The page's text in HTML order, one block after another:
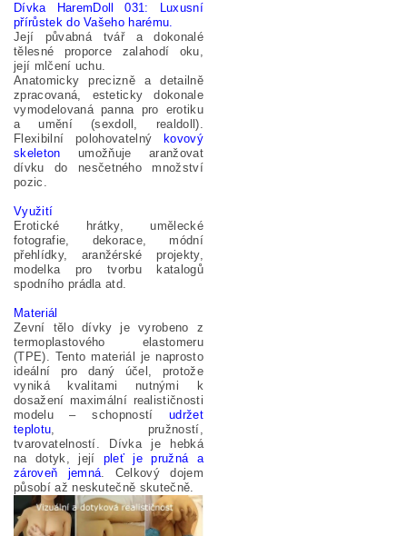
Dívka HaremDoll 031: Luxusní
přírůstek do Vašeho harému.
Její půvabná tvář a dokonalé
tělesné proporce zalahodí oku,
její mlčení uchu.
Anatomicky precizně a detailně
zpracovaná, esteticky dokonale
vymodelovaná panna pro erotiku
a umění (sexdoll, realdoll).
Flexibilní polohovatelný kovový
skeletonumožňuje aranžovat
dívku do nesčetného množství
pozic.
Využití
Erotické hrátky, umělecké
fotografie, dekorace, módní
přehlídky, aranžérské projekty,
modelka pro tvorbu katalogů
spodního prádla atd.
Materiál
Zevní tělo dívky je vyrobeno z
termoplastového elastomeru
(TPE). Tento materiál je naprosto
ideální pro daný účel, protože
vyniká kvalitami nutnými k
dosažení maximální realističnosti
modelu – schopnostíudržet
teplotu, pružností,
tvarovatelností. Dívka je hebká
na dotyk, její pleť je pružná a
zároveň jemná. Celkový dojem
působí až neskutečně skutečně.